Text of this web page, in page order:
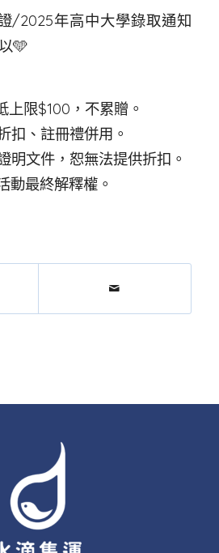
/2025年高中大學錄取通知
🩵
上限$100，不累贈。
扣、註冊禮併用。
明文件，恕無法提供折扣。
動最終解釋權。